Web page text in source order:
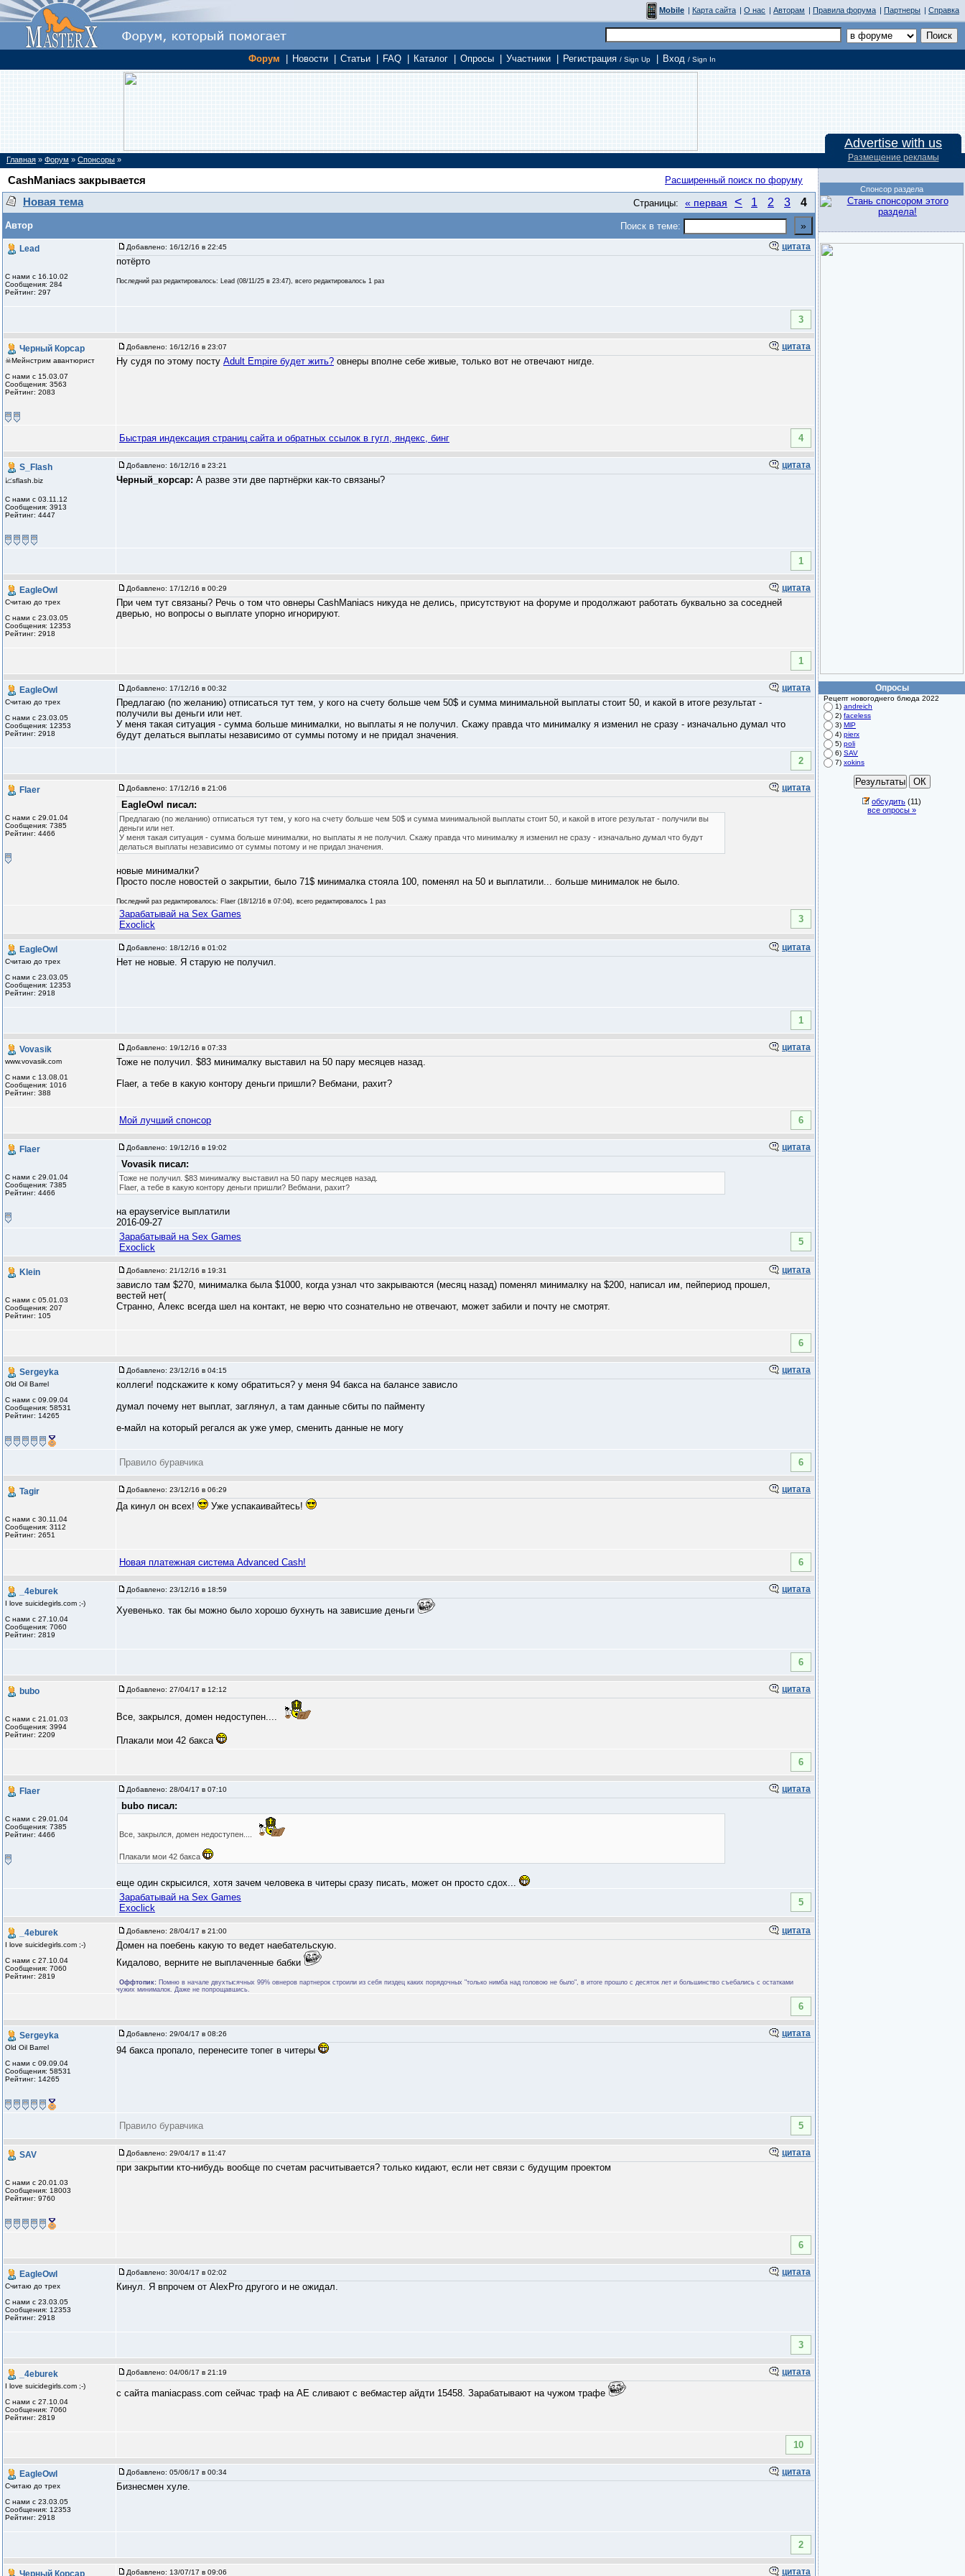
Mobile | Карта сайта | О нас | Авторам | Правила форума | Партнеры | Справка
Форум Новости Статьи FAQ Каталог Опросы Участники Регистрация / Sign Up Вход / Sign In
Advertise with us
Размещение рекламы
Главная » Форум » Спонсоры »
CashManiacs закрывается Расширенный поиск по форуму
Новая тема Страницы: « первая < 1 2 3 4
Автор Поиск в теме:
Lead
С нами с 16.10.02
Сообщения: 284
Рейтинг: 297
Добавлено: 16/12/16 в 22:45 цитата
потёрто
Последний раз редактировалось: Lead (08/11/25 в 23:47), всего редактировалось 1 раз
3
Черный Корсар
☠Мейнстрим авантюрист
С нами с 15.03.07
Сообщения: 3563
Рейтинг: 2083
Добавлено: 16/12/16 в 23:07 цитата
Ну судя по этому посту Adult Empire будет жить? овнеры вполне себе живые, только вот не отвечают нигде.
Быстрая индексация страниц сайта и обратных ссылок в гугл, яндекс, бинг 4
S_Flash
📈sflash.biz
С нами с 03.11.12
Сообщения: 3913
Рейтинг: 4447
Добавлено: 16/12/16 в 23:21 цитата
Черный_корсар: А разве эти две партнёрки как-то связаны?
1
EagleOwl
Считаю до трех
С нами с 23.03.05
Сообщения: 12353
Рейтинг: 2918
Добавлено: 17/12/16 в 00:29 цитата
При чем тут связаны? Речь о том что овнеры CashManiacs никуда не делись, присутствуют на форуме и продолжают работать буквально за соседней
дверью, но вопросы о выплате упорно игнорируют.
1
EagleOwl
Считаю до трех
С нами с 23.03.05
Сообщения: 12353
Рейтинг: 2918
Добавлено: 17/12/16 в 00:32 цитата
Предлагаю (по желанию) отписаться тут тем, у кого на счету больше чем 50$ и сумма минимальной выплаты стоит 50, и какой в итоге результат -
получили вы деньги или нет.
У меня такая ситуация - сумма больше минималки, но выплаты я не получил. Скажу правда что минималку я изменил не сразу - изначально думал что
будут делаться выплаты независимо от суммы потому и не придал значения.
2
Flaer
С нами с 29.01.04
Сообщения: 7385
Рейтинг: 4466
Добавлено: 17/12/16 в 21:06 цитата
EagleOwl писал:
Предлагаю (по желанию) отписаться тут тем, у кого на счету больше чем 50$ и сумма минимальной выплаты стоит 50, и какой в итоге результат - получили вы
деньги или нет.
У меня такая ситуация - сумма больше минималки, но выплаты я не получил. Скажу правда что минималку я изменил не сразу - изначально думал что будут
делаться выплаты независимо от суммы потому и не придал значения.
новые минималки?
Просто после новостей о закрытии, было 71$ минималка стояла 100, поменял на 50 и выплатили... больше минималок не было.
Последний раз редактировалось: Flaer (18/12/16 в 07:04), всего редактировалось 1 раз
Зарабатывай на Sex Games
Exoclick
3
EagleOwl
Считаю до трех
С нами с 23.03.05
Сообщения: 12353
Рейтинг: 2918
Добавлено: 18/12/16 в 01:02 цитата
Нет не новые. Я старую не получил.
1
Vovasik
www.vovasik.com
С нами с 13.08.01
Сообщения: 1016
Рейтинг: 388
Добавлено: 19/12/16 в 07:33 цитата
Тоже не получил. $83 минималку выставил на 50 пару месяцев назад.
Flaer, а тебе в какую контору деньги пришли? Вебмани, рахит?
Мой лучший спонсор 6
Flaer
С нами с 29.01.04
Сообщения: 7385
Рейтинг: 4466
Добавлено: 19/12/16 в 19:02 цитата
Vovasik писал:
Тоже не получил. $83 минималку выставил на 50 пару месяцев назад.
Flaer, а тебе в какую контору деньги пришли? Вебмани, рахит?
на epayservice выплатили
2016-09-27
Зарабатывай на Sex Games
Exoclick
5
Klein
С нами с 05.01.03
Сообщения: 207
Рейтинг: 105
Добавлено: 21/12/16 в 19:31 цитата
зависло там $270, минималка была $1000, когда узнал что закрываются (месяц назад) поменял минималку на $200, написал им, пейпериод прошел,
вестей нет(
Странно, Алекс всегда шел на контакт, не верю что сознательно не отвечают, может забили и почту не смотрят.
6
Sergeyka
Old Oil Barrel
С нами с 09.09.04
Сообщения: 58531
Рейтинг: 14265
Добавлено: 23/12/16 в 04:15 цитата
коллеги! подскажите к кому обратиться? у меня 94 бакса на балансе зависло
думал почему нет выплат, заглянул, а там данные сбиты по пайменту
е-майл на который регался ак уже умер, сменить данные не могу
Правило буравчика 6
Tagir
С нами с 30.11.04
Сообщения: 3112
Рейтинг: 2651
Добавлено: 23/12/16 в 06:29 цитата
Да кинул он всех! Уже успакаивайтесь!
Новая платежная система Advanced Cash! 6
_4eburek
I love suicidegirls.com ;-)
С нами с 27.10.04
Сообщения: 7060
Рейтинг: 2819
Добавлено: 23/12/16 в 18:59 цитата
Хуевенько. так бы можно было хорошо бухнуть на зависшие деньги
6
bubo
С нами с 21.01.03
Сообщения: 3994
Рейтинг: 2209
Добавлено: 27/04/17 в 12:12 цитата
Все, закрылся, домен недоступен....
Плакали мои 42 бакса
6
Flaer
С нами с 29.01.04
Сообщения: 7385
Рейтинг: 4466
Добавлено: 28/04/17 в 07:10 цитата
bubo писал:
Все, закрылся, домен недоступен....
Плакали мои 42 бакса
еще один скрысился, хотя зачем человека в читеры сразу писать, может он просто сдох...
Зарабатывай на Sex Games
Exoclick
5
_4eburek
I love suicidegirls.com ;-)
С нами с 27.10.04
Сообщения: 7060
Рейтинг: 2819
Добавлено: 28/04/17 в 21:00 цитата
Домен на поебень какую то ведет наебательскую.
Кидалово, верните не выплаченные бабки
Оффтопик: Помню в начале двухтысячных 99% овнеров партнерок строили из себя пиздец каких порядочных "только нимба над головою не было", в итоге прошло с десяток лет и большинство съебались с остатками
чужих минималок. Даже не попрощавшись.
6
Sergeyka
Old Oil Barrel
С нами с 09.09.04
Сообщения: 58531
Рейтинг: 14265
Добавлено: 29/04/17 в 08:26 цитата
94 бакса пропало, перенесите топег в читеры
Правило буравчика 5
SAV
С нами с 20.01.03
Сообщения: 18003
Рейтинг: 9760
Добавлено: 29/04/17 в 11:47 цитата
при закрытии кто-нибудь вообще по счетам расчитывается? только кидают, если нет связи с будущим проектом
6
EagleOwl
Считаю до трех
С нами с 23.03.05
Сообщения: 12353
Рейтинг: 2918
Добавлено: 30/04/17 в 02:02 цитата
Кинул. Я впрочем от AlexPro другого и не ожидал.
3
_4eburek
I love suicidegirls.com ;-)
С нами с 27.10.04
Сообщения: 7060
Рейтинг: 2819
Добавлено: 04/06/17 в 21:19 цитата
с сайта maniacpass.com сейчас траф на АЕ сливают с вебмастер айдти 15458. Зарабатывают на чужом трафе
10
EagleOwl
Считаю до трех
С нами с 23.03.05
Сообщения: 12353
Рейтинг: 2918
Добавлено: 05/06/17 в 00:34 цитата
Бизнесмен хуле.
2
Черный Корсар Добавлено: 13/07/17 в 09:06 цитата
Спонсор раздела
Опросы
Рецепт новогоднего блюда 2022
1) andreich
2) faceless
3) MlP
4) pierx
5) poli
6) SAV
7) xokins
обсудить (11)
все опросы »